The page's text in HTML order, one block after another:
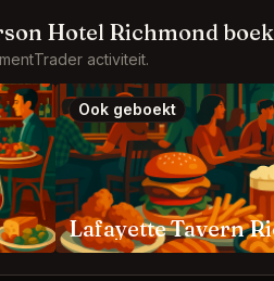
Hotel Richmond
activiteit.
Ook geboekt